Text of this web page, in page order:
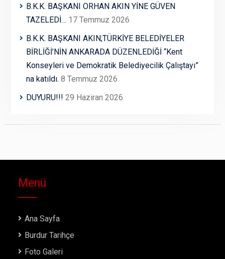
B.K.K. BAŞKANI ORHAN AKIN YİNE GÜVEN
TAZELEDİ… 17 Temmuz 2026
B.K.K. BAŞKANI AKIN;TÜRKİYE BELEDİYELER
BİRLİĞİ’NİN ANKARADA DÜZENLEDİĞİ “Kent
Konseyleri ve Demokratik Belediyecilik Çalıştayı”
na katıldı. 8 Temmuz 2026
DUYURU!!! 29 Haziran 2026
Menü
Ana Sayfa
Burdur Tarihçe
Foto Galeri